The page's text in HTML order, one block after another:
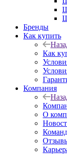
Бренды
Как купить
Как
Компания
О